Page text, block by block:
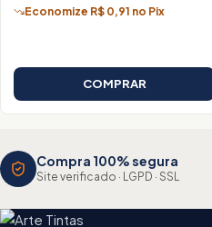
Economize R$ 0,91 no Pix
COMPRAR
Compra 100% segura
Site verificado · LGPD · SSL